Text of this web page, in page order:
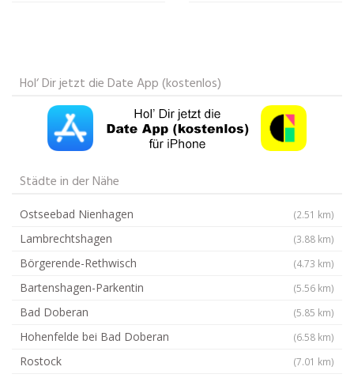
Hol‘ Dir jetzt die Date App (kostenlos)
Städte in der Nähe
Ostseebad Nienhagen (2.51 km)
Lambrechtshagen (3.88 km)
Börgerende-Rethwisch (4.73 km)
Bartenshagen-Parkentin (5.56 km)
Bad Doberan (5.85 km)
Hohenfelde bei Bad Doberan (6.58 km)
Rostock (7.01 km)